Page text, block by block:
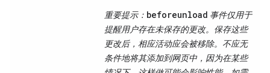
重要提示： beforeunload 事件仅用于
提醒用户存在未保存的更改。保存这些
更改后，相应活动应会被移除。不应无
条件地将其添加到网页中，因为在某些